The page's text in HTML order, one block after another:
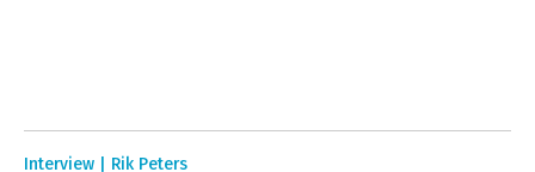
Interview | Rik Peters